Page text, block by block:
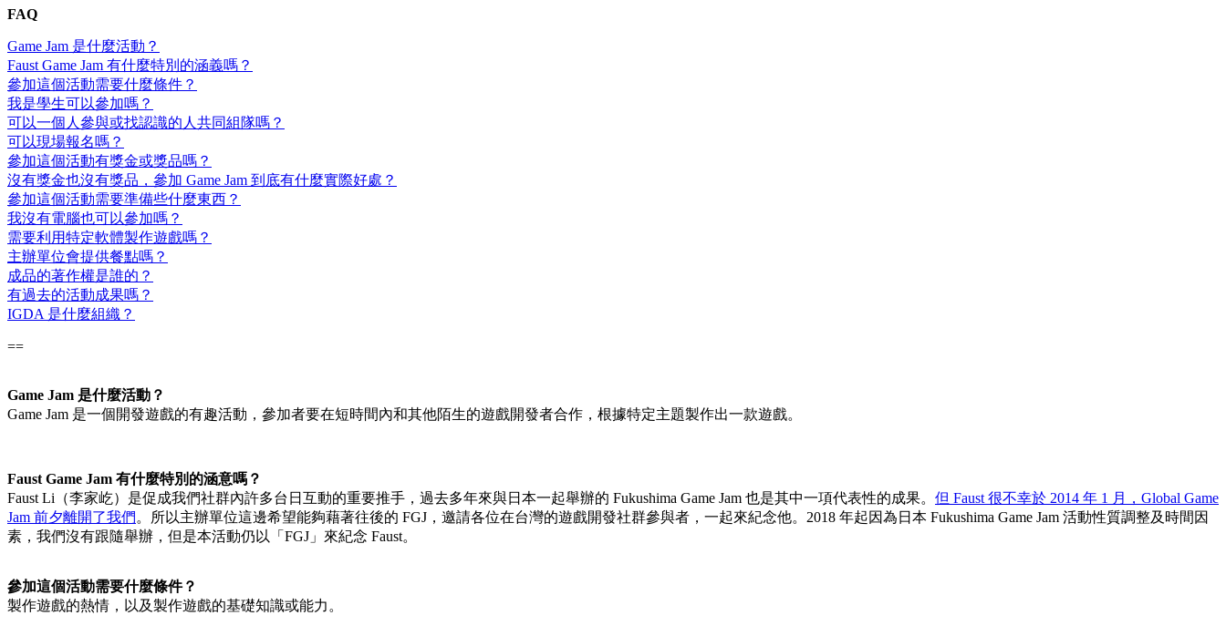
FAQ
Game Jam 是什麼活動？
Faust Game Jam 有什麼特別的涵義嗎？
參加這個活動需要什麼條件？
我是學生可以參加嗎？
可以一個人參與或找認識的人共同組隊嗎？
可以現場報名嗎？
參加這個活動有獎金或獎品嗎？
沒有獎金也沒有獎品，參加 Game Jam 到底有什麼實際好處？
參加這個活動需要準備些什麼東西？
我沒有電腦也可以參加嗎？
需要利用特定軟體製作遊戲嗎？
主辦單位會提供餐點嗎？
成品的著作權是誰的？
有過去的活動成果嗎？
IGDA 是什麼組織？
==
Game Jam 是什麼活動？
Game Jam 是一個開發遊戲的有趣活動，參加者要在短時間內和其他陌生的遊戲開發者合作，根據特定主題製作出一款遊戲。
Faust Game Jam 有什麼特別的涵意嗎？
Faust Li（李家屹）是促成我們社群內許多台日互動的重要推手，過去多年來與日本一起舉辦的 Fukushima Game Jam 也是其中一項代表性的成果。 但 Faust 很不幸於 2014 年 1 月，Global Game
Jam 前夕離開了我們 。所以主辦單位這邊希望能夠藉著往後的 FGJ，邀請各位在台灣的遊戲開發社群參與者，一起來紀念他。2018 年起因為日本 Fukushima Game Jam 活動性質調整及時間因
素，我們沒有跟隨舉辦，但是本活動仍以「FGJ」來紀念 Faust。
參加這個活動需要什麼條件？
製作遊戲的熱情，以及製作遊戲的基礎知識或能力。